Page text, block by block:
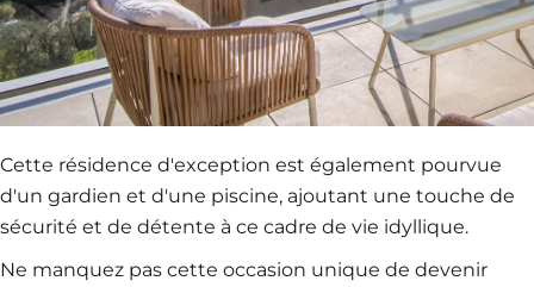
Cette résidence d'exception est également pourvue
d'un gardien et d'une piscine, ajoutant une touche de
sécurité et de détente à ce cadre de vie idyllique.
Ne manquez pas cette occasion unique de devenir